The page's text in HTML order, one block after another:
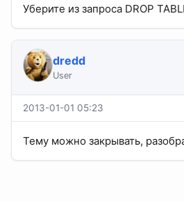
Уберите из запроса DROP
dredd
User
2013-01-01 05:23
Тему можно закрывать,